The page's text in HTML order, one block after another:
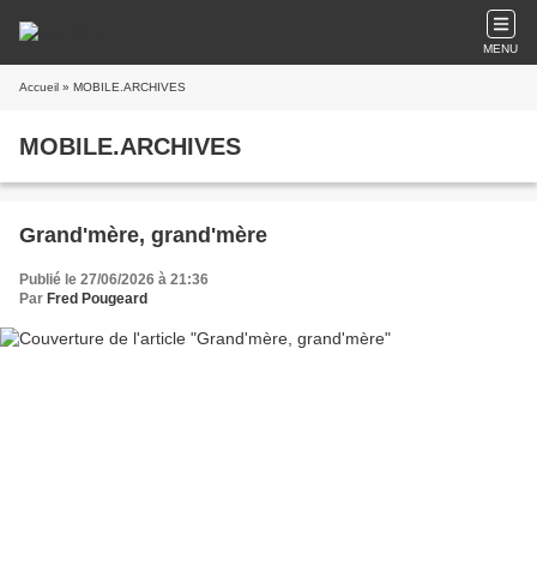
MENU
Accueil » MOBILE.ARCHIVES
MOBILE.ARCHIVES
Grand'mère, grand'mère
Publié le 27/06/2026 à 21:36
Par Fred Pougeard